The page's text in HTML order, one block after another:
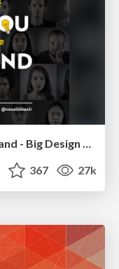
Dealing with People You Can't Stand - Big Design 2015
367 27k